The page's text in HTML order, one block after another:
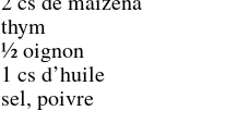
thym
½ oignon
1 cs d’huile
sel, poivre